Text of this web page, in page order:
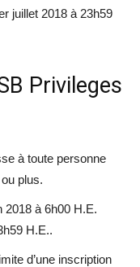
juillet 2018 à 23h59
Privileges
à toute personne
plus.
2018 à 6h00 H.E.
H.E..
d’une inscription